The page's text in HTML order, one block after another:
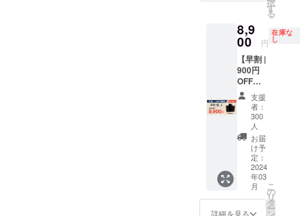
の価格
です ※
このリ
ターン
は2024
年3月下
旬のお
届け予
定で
す。
す
る
8,9
00 円
在庫な
し
【早割 |
900円
OFF】
伊賀ノ
匠 レン
ジ土鍋
般販売
予定価
格9,800
円 ※ リ
ターン
価格は
消費
税・送
支援
者：
300
人
お届
け予
定：
2024
年03
月
詳細を見る
こ
の
リ
タ
ー